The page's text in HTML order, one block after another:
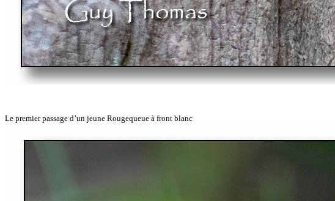
Le premier passage d’un jeune Rougequeue à front blanc